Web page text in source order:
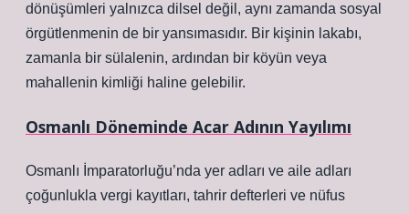
dönüşümleri yalnızca dilsel değil, aynı zamanda sosyal
örgütlenmenin de bir yansımasıdır. Bir kişinin lakabı,
zamanla bir sülalenin, ardından bir köyün veya
mahallenin kimliği haline gelebilir.
Osmanlı Döneminde Acar Adının Yayılımı
Osmanlı İmparatorluğu’nda yer adları ve aile adları
çoğunlukla vergi kayıtları, tahrir defterleri ve nüfus